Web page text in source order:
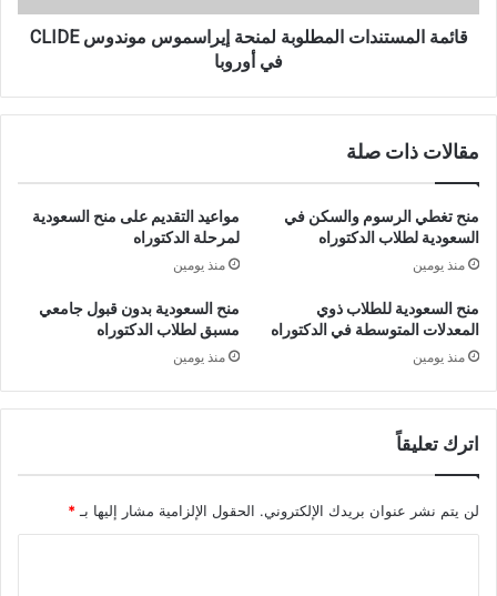
أوروبا
قائمة المستندات المطلوبة لمنحة إيراسموس موندوس CLIDE
في أوروبا
مقالات ذات صلة
منح تغطي الرسوم والسكن في
السعودية لطلاب الدكتوراه
منذ يومين
مواعيد التقديم على منح السعودية
لمرحلة الدكتوراه
منذ يومين
منح السعودية للطلاب ذوي
المعدلات المتوسطة في الدكتوراه
منذ يومين
منح السعودية بدون قبول جامعي
مسبق لطلاب الدكتوراه
منذ يومين
اترك تعليقاً
لن يتم نشر عنوان بريدك الإلكتروني. الحقول الإلزامية مشار إليها بـ *